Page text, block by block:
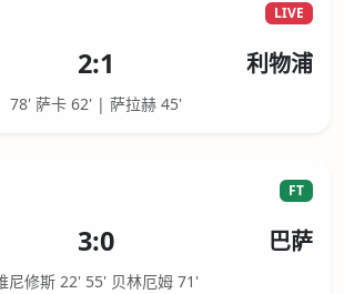
LIVE
2:1 利物浦
78' 萨卡 62' | 萨拉赫 45'
FT
3:0 巴萨
尼修斯 22' 55' 贝林厄姆 71'